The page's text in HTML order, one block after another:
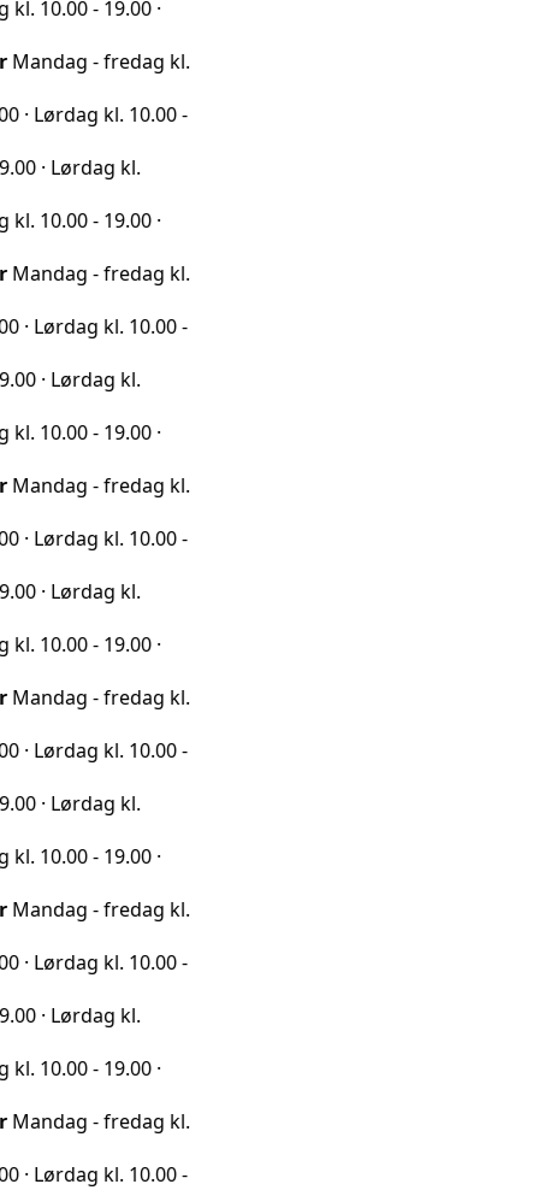
- 19.00 ·
- fredag kl.
kl. 10.00 -
kl.
- 19.00 ·
- fredag kl.
kl. 10.00 -
kl.
- 19.00 ·
- fredag kl.
kl. 10.00 -
kl.
- 19.00 ·
- fredag kl.
kl. 10.00 -
kl.
- 19.00 ·
- fredag kl.
kl. 10.00 -
kl.
- 19.00 ·
- fredag kl.
kl. 10.00 -